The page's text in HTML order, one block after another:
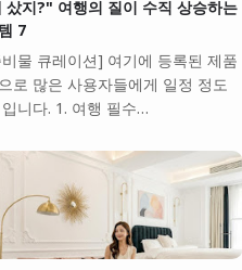
샀지?" 여행의 질이 수직 상승하는
7
물 큐레이션] 여기에 등록된 제품
로 많은 사용자들에게 일정 정도
니다. 1. 여행 필수…